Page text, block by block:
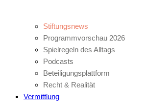
Stiftungsnews
Programmvorschau 2026
Spielregeln des Alltags
Podcasts
Beteiligungsplattform
Recht & Realität
Vermittlung